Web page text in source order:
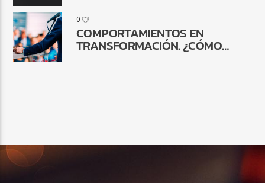
0
COMPORTAMIENTOS EN
TRANSFORMACIÓN. ¿CÓMO
QUEDA LA COMUNICACIÓN